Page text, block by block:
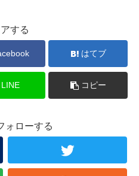
する
はてブ
LINE コピー
ォローする